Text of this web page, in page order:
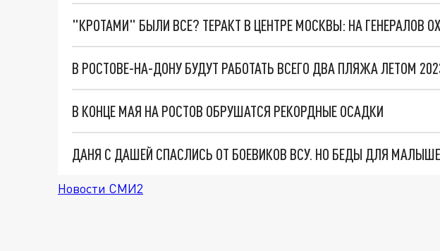
"КРОТАМИ" БЫЛИ ВСЕ? ТЕРАКТ В ЦЕНТРЕ МОСКВЫ: НА ГЕНЕРАЛОВ
В РОСТОВЕ-НА-ДОНУ БУДУТ РАБОТАТЬ ВСЕГО ДВА ПЛЯЖА ЛЕТОМ
В КОНЦЕ МАЯ НА РОСТОВ ОБРУШАТСЯ РЕКОРДНЫЕ ОСАДКИ
ДАНЯ С ДАШЕЙ СПАСЛИСЬ ОТ БОЕВИКОВ ВСУ. НО БЕДЫ ДЛЯ
Новости СМИ2